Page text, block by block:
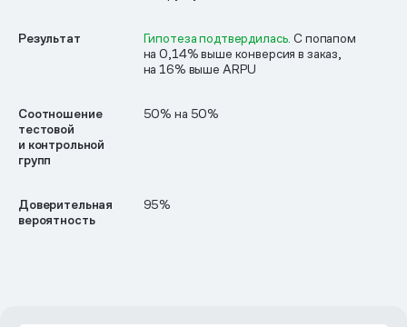
Результат Гипотеза подтвердилась. С попапом
на 0,14% выше конверсия в заказ,
на 16% выше ARPU
Соотношение
тестовой
и контрольной
групп
50% на 50%
Доверительная
вероятность
95%